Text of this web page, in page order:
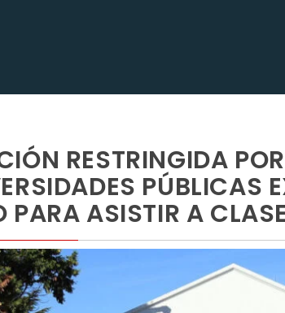
RESTRINGIDA
PÚBLICAS
PARA ASISTIR A